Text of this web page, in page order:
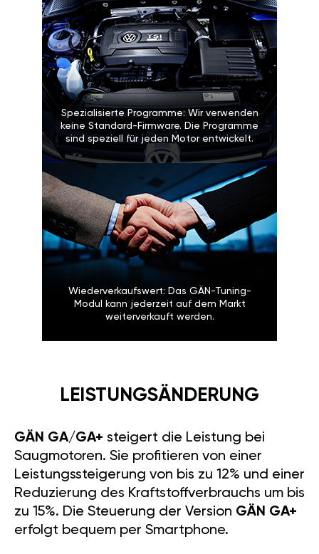
Spezialisierte Programme: Wir verwenden
keine Standard-Firmware. Die Programme
sind speziell für jeden Motor entwickelt.
Wiederverkaufswert: Das GÄN-Tuning-
Modul kann jederzeit auf dem Markt
weiterverkauft werden.
LEISTUNGSÄNDERUNG
GÄN GA/GA+ steigert die Leistung bei
Saugmotoren. Sie profitieren von einer
Leistungssteigerung von bis zu 12% und einer
Reduzierung des Kraftstoffverbrauchs um bis
zu 15%. Die Steuerung der Version GÄN GA+
erfolgt bequem per Smartphone.